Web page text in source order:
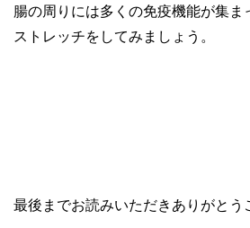
腸の周りには多くの免疫機能が集
ストレッチをしてみましょう。
最後までお読みいただきありがとう